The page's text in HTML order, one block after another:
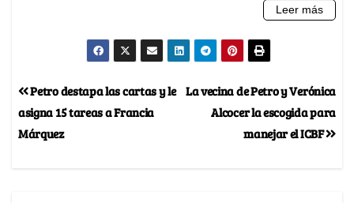
La vecina de Petro y Verónica
Alcocer la escogida para
manejar el ICBF
Petro destapa las cartas y le
asigna 15 tareas a Francia
Márquez